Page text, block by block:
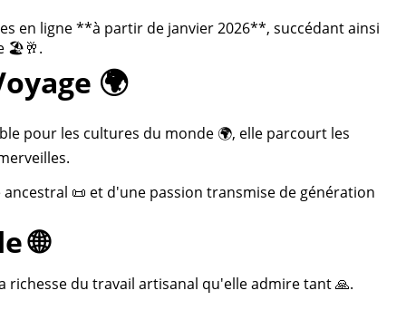
en ligne **à partir de janvier 2026**, succédant ainsi
🏖️🥂.
🌍
pour les cultures du monde 🌍, elle parcourt les
📜 et d'une passion transmise de génération
🌐
richesse du travail artisanal qu'elle admire tant 🙏.